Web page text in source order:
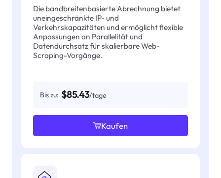
Die bandbreitenbasierte Abrechnung bietet
uneingeschränkte IP- und
Verkehrskapazitäten und ermöglicht flexible
Anpassungen an Parallelität und
Datendurchsatz für skalierbare Web-
Scraping-Vorgänge.
Bis zu: $85.43/tage
Kaufen